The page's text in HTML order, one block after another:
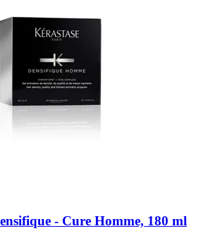
-​ Cure Homme, 180 ml